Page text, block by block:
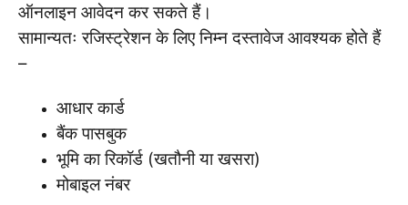
ऑनलाइन आवेदन कर सकते हैं।
सामान्यतः रजिस्ट्रेशन के लिए निम्न दस्तावेज आवश्यक होते हैं
–
आधार कार्ड
बैंक पासबुक
भूमि का रिकॉर्ड (खतौनी या खसरा)
मोबाइल नंबर